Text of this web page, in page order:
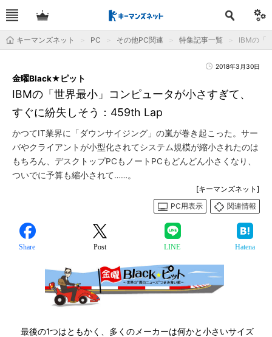
キーマンズネット PC その他PC関連 特集記事一覧 IBMの「
2018年3月30日
IBMの「世界最小」コンピュータが小さすぎて、
すぐに紛失しそう：459th Lap
金曜Black★ピット
かつてIT業界に「ダウンサイジング」の嵐が巻き起こった。サー
バやクライアントが小型化されてシステム規模が縮小されたのは
もちろん、デスクトップPCもノートPCもどんどん小さくなり、
ついでに予算も縮小されて……。
[キーマンズネット]
PC用表示
関連情報
Share Post LINE Hatena
最後の1つはともかく、多くのメーカーは何かと小さいサイズ